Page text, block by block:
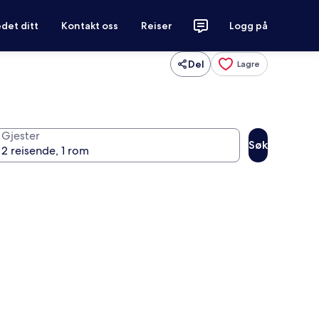
ditt Kontakt oss Reiser Logg på
Del Lagre
Gjester
Søk